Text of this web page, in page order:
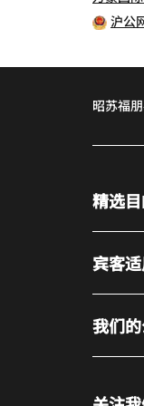
沪公
昭苏福
精选
宾客
我们